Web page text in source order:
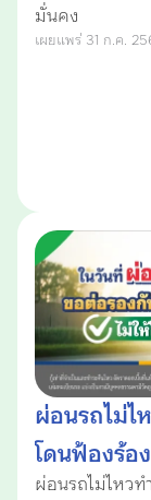
มั่นคง
เผยแพร่ 31 ก.ค.
ผ่อนรถไม่ไ
โดนฟ้องร้อง
ผ่อนรถไม่ไหวท